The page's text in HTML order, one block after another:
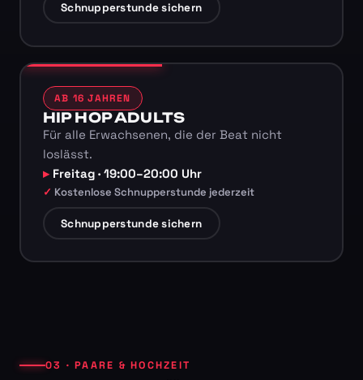
Schnupperstunde sichern
AB 16 JAHREN
HIP HOP ADULTS
Für alle Erwachsenen, die der Beat nicht
loslässt.
Freitag · 19:00–20:00 Uhr
Kostenlose Schnupperstunde jederzeit
Schnupperstunde sichern
03 · PAARE & HOCHZEIT